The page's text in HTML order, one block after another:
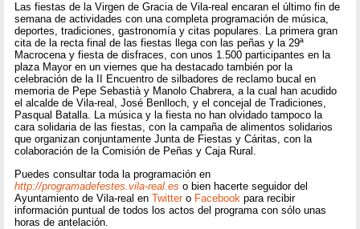
Las fiestas de la Virgen de Gracia de Vila-real encaran el último fin de
semana de actividades con una completa programación de música,
deportes, tradiciones, gastronomía y citas populares. La primera gran
cita de la recta final de las fiestas llega con las peñas y la 29ª
Macrocena y fiesta de disfraces, con unos 1.500 participantes en la
plaza Mayor en un viernes que ha destacado también por la
celebración de la II Encuentro de silbadores de reclamo bucal en
memoria de Pepe Sebastià y Manolo Chabrera, a la cual han acudido
el alcalde de Vila-real, José Benlloch, y el concejal de Tradiciones,
Pasqual Batalla. La música y la fiesta no han olvidado tampoco la
cara solidaria de las fiestas, con la campaña de alimentos solidarios
que organizan conjuntamente Junta de Fiestas y Cáritas, con la
colaboración de la Comisión de Peñas y Caja Rural.
Puedes consultar toda la programación en
http://programadefestes.vila-real.es o bien hacerte seguidor del
Ayuntamiento de Vila-real enTwittero Facebookpara recibir
información puntual de todos los actos del programa con sólo unas
horas de antelación.